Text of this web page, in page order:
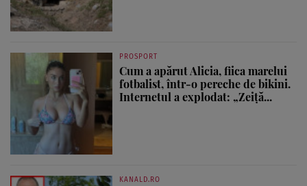
PROSPORT
Cum a apărut Alicia, fiica marelui
fotbalist, într-o pereche de bikini.
Internetul a explodat: „Zeiță...
KANALD.RO